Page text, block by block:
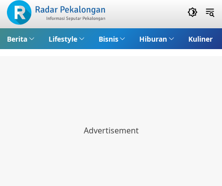
Berita Lifestyle Bisnis Hiburan Kuliner